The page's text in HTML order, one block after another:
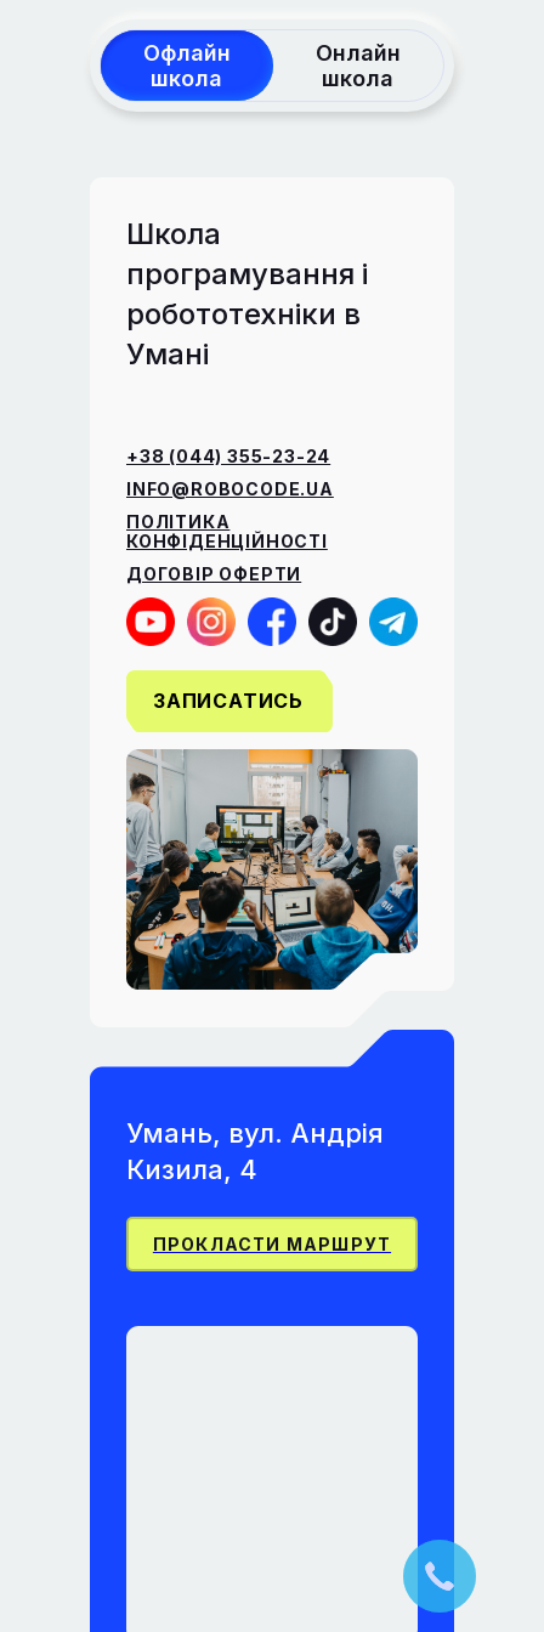
Офлайн
школа
Онлайн
школа
Школа
програмування і
робототехніки в
Умані
+38 (044) 355-23-24
INFO@ROBOCODE.UA
ПОЛІТИКА
КОНФІДЕНЦІЙНОСТІ
ДОГОВІР ОФЕРТИ
ЗАПИСАТИСЬ
Умань, вул. Андрія
Кизила, 4
ПРОКЛАСТИ МАРШРУТ